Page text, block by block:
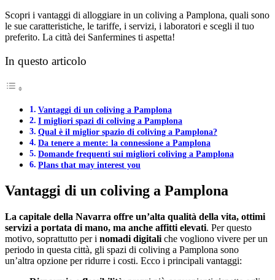
Scopri i vantaggi di alloggiare in un coliving a Pamplona, quali sono
le sue caratteristiche, le tariffe, i servizi, i laboratori e scegli il tuo
preferito. La città dei Sanfermines ti aspetta!
In questo articolo
Vantaggi di un coliving a Pamplona
I migliori spazi di coliving a Pamplona
Qual è il miglior spazio di coliving a Pamplona?
Da tenere a mente: la connessione a Pamplona
Domande frequenti sui migliori coliving a Pamplona
Plans that may interest you
Vantaggi di un coliving a Pamplona
La capitale della Navarra offre un’alta qualità della vita, ottimi
servizi a portata di mano, ma anche affitti elevati. Per questo
motivo, soprattutto per i nomadi digitali che vogliono vivere per un
periodo in questa città, gli spazi di coliving a Pamplona sono
un’altra opzione per ridurre i costi. Ecco i principali vantaggi: